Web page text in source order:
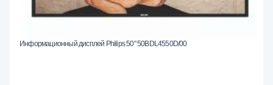
Информационный дисплей Philips 50" 50BDL4550D/00